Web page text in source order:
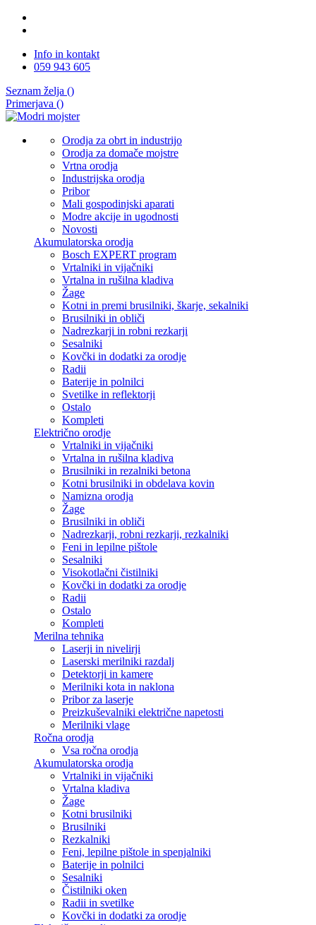
Info in kontakt
059 943 605
Seznam želja ()
Primerjava ()
Orodja za obrt in industrijo
Orodja za domače mojstre
Vrtna orodja
Industrijska orodja
Pribor
Mali gospodinjski aparati
Modre akcije in ugodnosti
Novosti
Akumulatorska orodja
Bosch EXPERT program
Vrtalniki in vijačniki
Vrtalna in rušilna kladiva
Žage
Kotni in premi brusilniki, škarje, sekalniki
Brusilniki in obliči
Nadrezkarji in robni rezkarji
Sesalniki
Kovčki in dodatki za orodje
Radii
Baterije in polnilci
Svetilke in reflektorji
Ostalo
Kompleti
Električno orodje
Vrtalniki in vijačniki
Vrtalna in rušilna kladiva
Brusilniki in rezalniki betona
Kotni brusilniki in obdelava kovin
Namizna orodja
Žage
Brusilniki in obliči
Nadrezkarji, robni rezkarji, rezkalniki
Feni in lepilne pištole
Sesalniki
Visokotlačni čistilniki
Kovčki in dodatki za orodje
Radii
Ostalo
Kompleti
Merilna tehnika
Laserji in nivelirji
Laserski merilniki razdalj
Detektorji in kamere
Merilniki kota in naklona
Pribor za laserje
Preizkuševalniki električne napetosti
Merilniki vlage
Ročna orodja
Vsa ročna orodja
Akumulatorska orodja
Vrtalniki in vijačniki
Vrtalna kladiva
Žage
Kotni brusilniki
Brusilniki
Rezkalniki
Feni, lepilne pištole in spenjalniki
Baterije in polnilci
Sesalniki
Čistilniki oken
Radii in svetilke
Kovčki in dodatki za orodje